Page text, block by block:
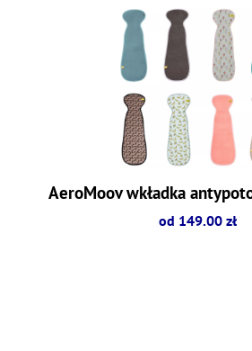
AeroMoov wkładka
od 149.00 zł